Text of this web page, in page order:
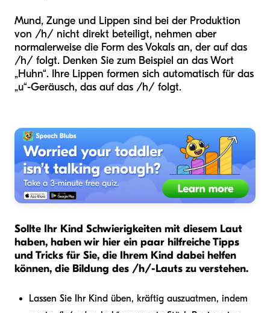
Mund, Zunge und Lippen sind bei der Produktion
von /h/ nicht direkt beteiligt, nehmen aber
normalerweise die Form des Vokals an, der auf das
/h/ folgt. Denken Sie zum Beispiel an das Wort
„Huhn“. Ihre Lippen formen sich automatisch für das
„u“-Geräusch, das auf das /h/ folgt.
Sollte Ihr Kind Schwierigkeiten mit diesem Laut
haben, haben wir hier ein paar hilfreiche Tipps
und Tricks für Sie, die Ihrem Kind dabei helfen
können, die Bildung des /h/-Lauts zu verstehen.
Lassen Sie Ihr Kind üben, kräftig auszuatmen, indem